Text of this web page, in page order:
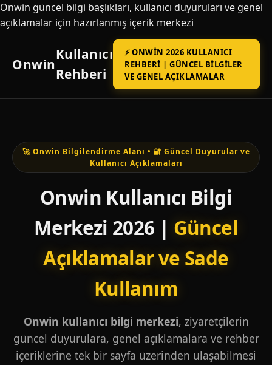
Onwin güncel bilgi başlıkları, kullanıcı duyuruları ve genel
açıklamalar için hazırlanmış içerik merkezi
Onwin
Kullanıcı
Rehberi
⚡ ONWIN 2026 KULLANICI
REHBERI | GÜNCEL BILGILER
VE GENEL AÇIKLAMALAR
🚀 Onwin Bilgilendirme Alanı • 🔐 Güncel Duyurular ve
Kullanıcı Açıklamaları
Onwin Kullanıcı Bilgi
Merkezi 2026 | Güncel
Açıklamalar ve Sade
Kullanım
Onwin kullanıcı bilgi merkezi, ziyaretçilerin
güncel duyurulara, genel açıklamalara ve rehber
içeriklerine tek bir sayfa üzerinden ulaşabilmesi